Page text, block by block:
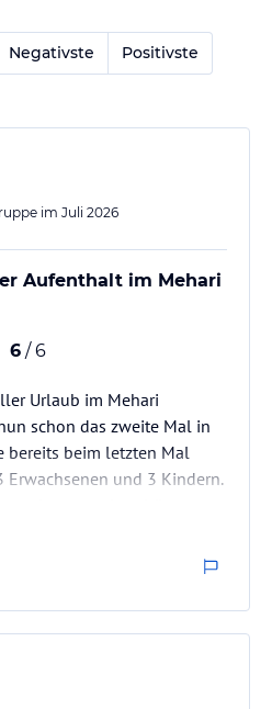
Negativste Positivste
im Juli 2026
Aufenthalt im Mehari
6 / 6
Urlaub im Mehari
schon das zweite Mal in
bereits beim letzten Mal
und 3 Kindern.
Hammamet ist
Schritten am
riesiges Lob geht an das
überaus freundlich und
haben einen
waren super…